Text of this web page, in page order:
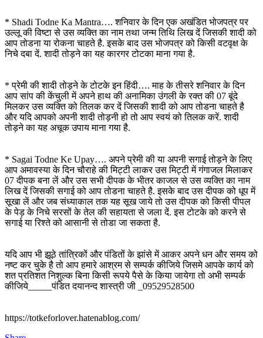
* Shadi Todne Ka Mantra…. शनिवार के दिन एक अखंडित भोजपत्र पर
उल्लू की विष्टा से उस व्यक्ति का नाम तथा जन्म तिथि लिख दें जिसकी शादी को
आप तोडना या रोकना चाहते है. इसके बाद उस भोजपत्र को किसी वटवृक्ष के
निचे दबा दें. शादी तोड़ने का यह कारगर टोटका माना गया है.
* प्रेमी की शादी तोड़ने के टोटके इन हिंदी…. माह के तीसरे शनिवार के दिन
आप सांप की केंचुली में अपने हाथ की अनामिका उंगली के रक्त की 07 बूंदे
मिलकर उस व्यक्ति को तिलक कर दें जिसकी शादी को आप तोडना चाहते है
और यदि आपको अपनी शादी तोड़नी हो तो आप स्वयं को तिलक करें. शादी
तोड़ने का यह अचूक उपाय माना गया है.
* Sagai Todne Ke Upay…. अपने प्रेमी की या अपनी सगाई तोड़ने के लिए
आप अमावस्या के दिन चौराहे की मिट्टी लाकर उस मिट्टी में गंगाजल मिलाकर
07 दीपक बना लें और उस सभी दीपक के भीतर काजल से उस व्यक्ति का नाम
लिख दें जिसकी सगाई को आप तोडना चाहते है. इसके बाद उस दीपक को धूप में
सूखा लें और जब संध्याकाल तक यह सूख जाये तो उस दीपक को किसी पीपल
के पेड़ के निचे सरसों के तेल की सहायता से जला दें. इस टोटके को करने से
सगाई या रिश्ते को आसानी से तोडा जा सकता है.
यदि आप भी झूठे तांत्रिकों और पंडितों के झांसे में आकर अपने धन और समय को
नष्ट कर चुके है तो आप हमारे आश्रम से सम्पर्क कीजिये जिसमे आपके कार्य को
शत प्रतिशत निशुल्क बिना किसी रूपये पैसे के किया जायेगा तो अभी सम्पर्क
कीजिये_____पंडित दयानन्द शास्त्री जी _09529528500
https://totkeforlover.hatenablog.com/